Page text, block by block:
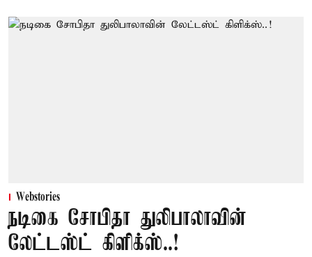
Webstories
நடிகை சோபிதா துலிபாலாவின்
லேட்டஸ்ட் கிளிக்ஸ்..!